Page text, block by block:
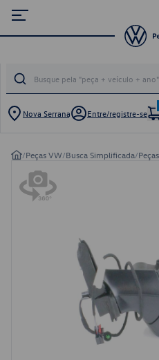
Nova Serrana Entre/registre-se
/Peças VW/Busca Simplificada/